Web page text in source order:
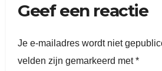
Geef een reactie
Je e-mailadres wordt niet
velden zijn gemarkeerd met*